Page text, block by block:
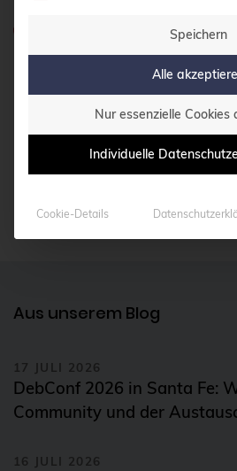
Call for papers
Cassandra
CentOS
CERN
CI/CD-Integration
ClamAV
Cloud
Cloud-Infrastruktur
Cloud-Optimierung
Haben Sie Fragen?
0800 credati(v)
+49 2161
Aus unserem Blog
17 JULI 2026
DebConf 2026 in Santa Fe:
Community und der
16 JULI 2026
Speichern
Alle
Nur essenzielle Cookies
Individuelle
Cookie-Details